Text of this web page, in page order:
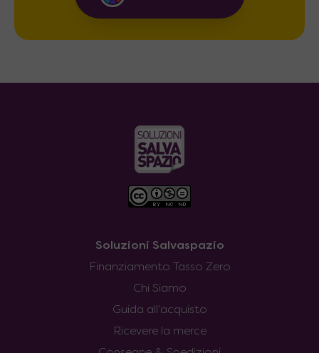
Soluzioni Salvaspazio
Finanziamento Tasso Zero
Chi Siamo
Guida all’acquisto
Ricevere la merce